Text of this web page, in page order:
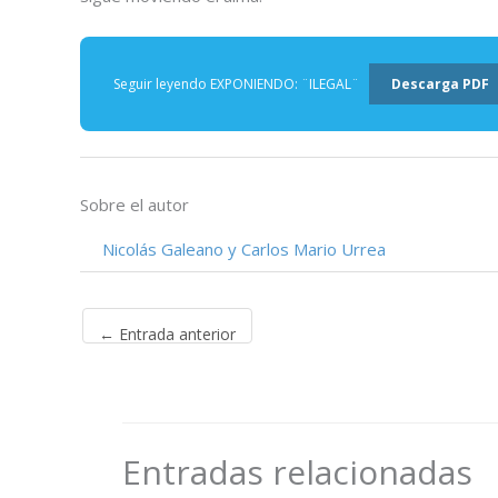
Seguir leyendo EXPONIENDO: ¨ILEGAL¨ Descarga PDF
Sobre el autor
Nicolás Galeano y Carlos Mario Urrea
← Entrada anterior
Entradas relacionadas